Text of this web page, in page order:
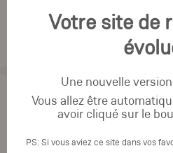
Votre site de
Une nouvelle
Vous allez être
avoir cliqué sur le
PS: Si vous aviez ce site dans vos